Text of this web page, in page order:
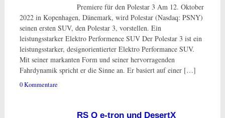
Premiere für den Polestar 3 Am 12. Oktober
2022 in Kopenhagen, Dänemark, wird Polestar (Nasdaq: PSNY)
seinen ersten SUV, den Polestar 3, vorstellen. Ein
leistungsstarker Elektro Performence SUV Der Polestar 3 ist ein
leistungsstarker, designorientierter Elektro Performance SUV.
Mit seiner markanten Form und seiner hervorragenden
Fahrdynamik spricht er die Sinne an. Er basiert auf einer […]
0 Kommentare
RS Q e-tron und DesertX